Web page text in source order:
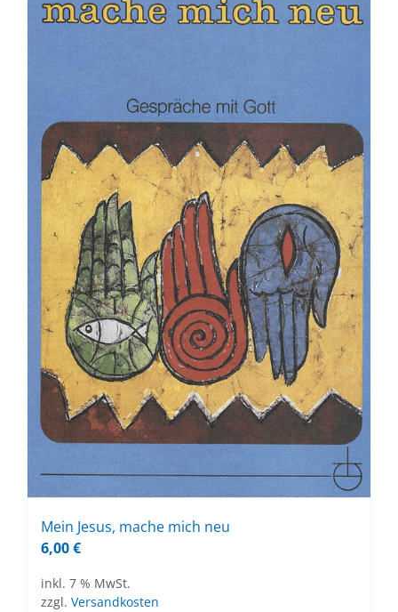
Mein Je­sus, ma­che mich neu
6,00€
inkl. 7 % MwSt.
zzgl. Versandkosten